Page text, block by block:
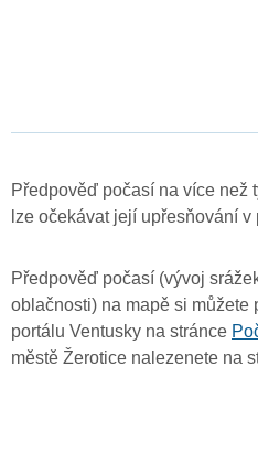
Předpověď počasí na více než
lze očekávat její upřesňování
Předpověď počasí (vývoj
oblačnosti) na mapě si můžete
portálu Ventusky na stránce
městě Žerotice nalezenete na